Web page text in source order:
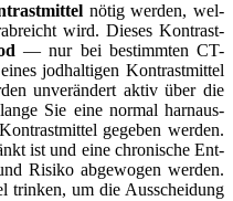
nötig wer­den, wel­
wird. Die­ses Kontrast­­
— nur bei bestimm­ten CT-
jod­hal­ti­gen Kon­trast­mit­tel
un­­ver­­ändert aktiv über die
Sie eine nor­mal harn­­aus­­
gege­ben wer­den.
ist und eine chro­ni­sche Ent­­
Risi­ko ab­­ge­­wogen wer­den.
trin­ken, um die Aus­­scheidung